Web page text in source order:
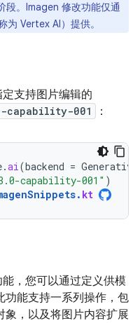
段。Imagen 修改功能仅通
Vertex AI）提供。
支持图片编辑的
capability-001 ：
.ai(backend =
capability-001" )
. kt
，您可以通过定义供模
功能支持一系列操作，包
象，以及将图片内容扩展